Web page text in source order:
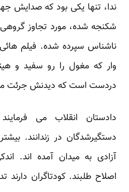
ندا، تنها یکی بود که صدایش
شکنجه شده، مورد تجاوز گروهی
ناشناس سپرده شده. فیلم
وار که مغول را رو سفید و
دردست است که دیدنش جرئت
دادستان انقلاب می
دستگیرشدگان در زندانند.
آزادی به میدان آمده اند.
اصلاح طلبند. کودتاگران دارند